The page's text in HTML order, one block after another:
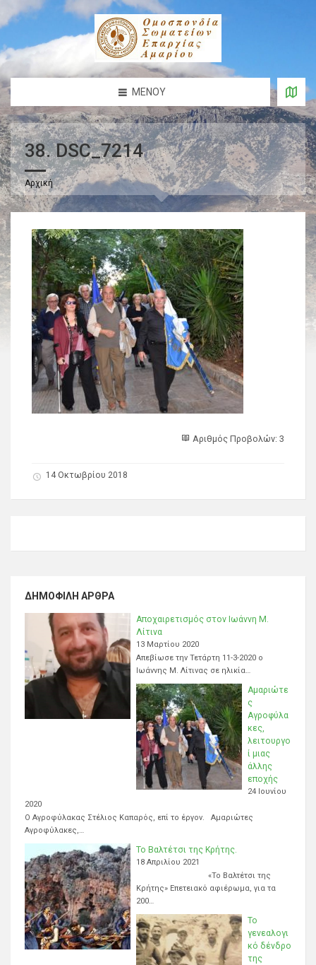
ΜΕΝΟΎ
38. DSC_7214
Αρχική
Αριθμός Προβολών: 3
14 Οκτωβρίου 2018
ΔΗΜΟΦΙΛΉ ΆΡΘΡΑ
Αποχαιρετισμός στον Ιωάννη Μ.
Λίτινα
13 Μαρτίου 2020
Απεβίωσε την Τετάρτη 11-3-2020 ο
Ιωάννης Μ. Λίτινας σε ηλικία…
Αμαριώτε
ς
Αγροφύλα
κες,
λειτουργο
ί μιας
άλλης
εποχής
24 Ιουνίου
2020
Ο Αγροφύλακας Στέλιος Καπαρός, επί το έργον. Αμαριώτες
Αγροφύλακες,…
Το Βαλτέτσι της Κρήτης.
18 Απριλίου 2021
«Το Βαλτέτσι της
Κρήτης» Επετειακό αφιέρωμα, για τα
200…
Το
γενεαλογι
κό δένδρο
της